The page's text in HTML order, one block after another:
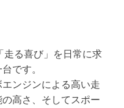
走る喜び」を日常に求
です。
ンジンによる高い走
高さ、そしてスポー